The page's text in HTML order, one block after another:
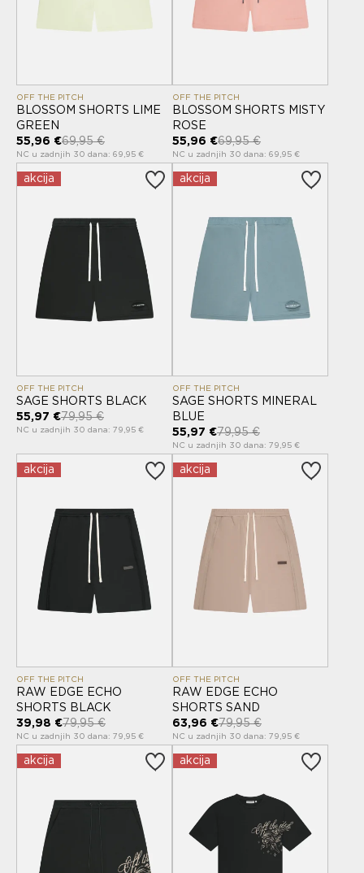
OFF THE PITCH
BLOSSOM SHORTS LIME
GREEN
55,96 €69,95 €
NC u zadnjih 30 dana: 69,95 €
OFF THE PITCH
BLOSSOM SHORTS MISTY
ROSE
55,96 €69,95 €
NC u zadnjih 30 dana: 69,95 €
akcija
OFF THE PITCH
SAGE SHORTS BLACK
55,97 €79,95 €
NC u zadnjih 30 dana: 79,95 €
akcija
OFF THE PITCH
SAGE SHORTS MINERAL
BLUE
55,97 €79,95 €
NC u zadnjih 30 dana: 79,95 €
akcija
OFF THE PITCH
RAW EDGE ECHO
SHORTS BLACK
39,98 €79,95 €
NC u zadnjih 30 dana: 79,95 €
akcija
OFF THE PITCH
RAW EDGE ECHO
SHORTS SAND
63,96 €79,95 €
NC u zadnjih 30 dana: 79,95 €
akcija akcija